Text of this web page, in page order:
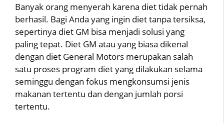
Banyak orang menyerah karena diet tidak pernah
berhasil. Bagi Anda yang ingin diet tanpa tersiksa,
sepertinya diet GM bisa menjadi solusi yang
paling tepat. Diet GM atau yang biasa dikenal
dengan diet General Motors merupakan salah
satu proses program diet yang dilakukan selama
seminggu dengan fokus mengkonsumsi jenis
makanan tertentu dan dengan jumlah porsi
tertentu.